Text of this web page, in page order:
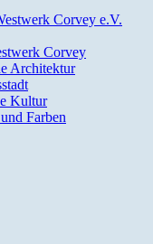
Corvey e.V.
Corvey
Architektur
Kultur
Farben